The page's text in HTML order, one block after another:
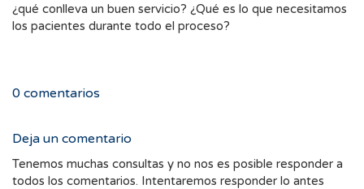
¿qué conlleva un buen servicio? ¿Qué es lo que necesitamos
los pacientes durante todo el proceso?
0 comentarios
Deja un comentario
Tenemos muchas consultas y no nos es posible responder a
todos los comentarios. Intentaremos responder lo antes